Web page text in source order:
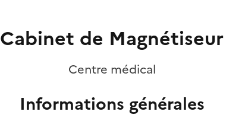
Cabinet de Magnétiseur
Centre médical
Informations générales